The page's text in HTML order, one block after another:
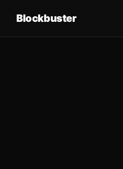
Blockbuster